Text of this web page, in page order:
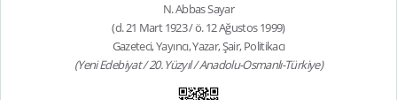
N. Abbas Sayar
(d. 21 Mart 1923 / ö. 12 Ağustos 1999)
Gazeteci, Yayıncı, Yazar, Şair, Politikacı
(Yeni Edebiyat / 20. Yüzyıl / Anadolu-Osmanlı-Türkiye)